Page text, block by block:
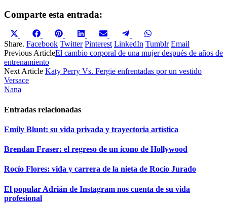
Comparte esta entrada:
Compartir
en
X
(Twitter)
Compartir
en
Facebook
Compartir
en
Pinterest
Compartir
en
LinkedIn
Compartir
en
Email
Compartir
en
Telegram
en
WhatsApp
Share. Facebook Twitter Pinterest LinkedIn Tumblr Email
Previous ArticleEl cambio corporal de una mujer después de años de
entrenamiento
Next Article Katy Perry Vs. Fergie enfrentadas por un vestido
Versace
Nana
Entradas relacionadas
Emily Blunt: su vida privada y trayectoria artística
Brendan Fraser: el regreso de un ícono de Hollywood
Rocío Flores: vida y carrera de la nieta de Rocío Jurado
El popular Adrián de Instagram nos cuenta de su vida
profesional